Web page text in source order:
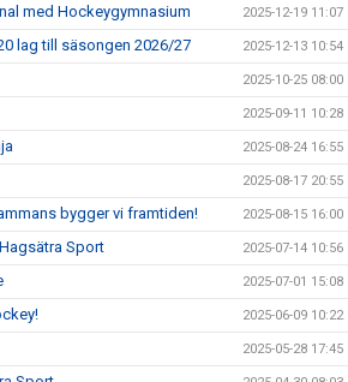
med Hockeygymnasium 2025-12-19 11:07
lag till säsongen 2026/27 2025-12-13 10:54
2025-10-25 08:00
2025-09-11 10:28
2025-08-24 16:55
2025-08-17 20:55
bygger vi framtiden! 2025-08-15 16:00
Sport 2025-07-14 10:56
2025-07-01 15:08
2025-06-09 10:22
2025-05-28 17:45